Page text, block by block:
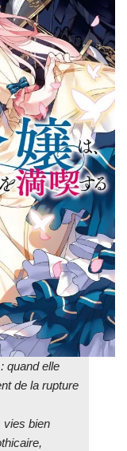
quand elle
de la rupture
vies bien